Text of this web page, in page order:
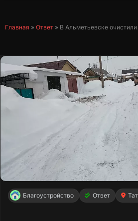
Главная » Ответ » В Альметьевске
Благоустройство Ответ